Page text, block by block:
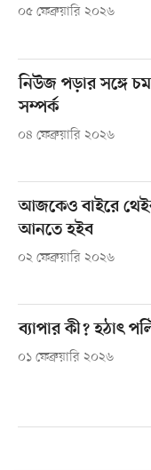
০৫ ফেব্রুয়ারি ২০২৬
নিউজ পড়ার সঙ্গে
সম্পর্ক
০৪ ফেব্রুয়ারি ২০২৬
আজকেও বাইরে
আনতে হইব
০২ ফেব্রুয়ারি ২০২৬
ব্যাপার কী? হঠাৎ
০১ ফেব্রুয়ারি ২০২৬